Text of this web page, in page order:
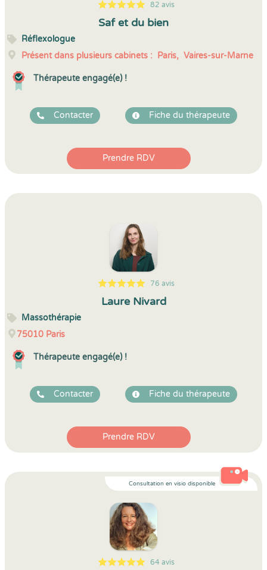
5
1
5
82 82 avis
Saf et du bien
Réflexologue
Présent dans plusieurs cabinets : Paris, Vaires-sur-Marne
Thérapeute engagé(e) !
Contacter Fiche du thérapeute
Prendre RDV
5
1
5
76 76 avis
Laure Nivard
Massothérapie
75010 Paris
Thérapeute engagé(e) !
Contacter Fiche du thérapeute
Prendre RDV
Consultation en visio disponible
5
1
5
64 64 avis